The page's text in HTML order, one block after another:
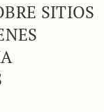
SITIOS